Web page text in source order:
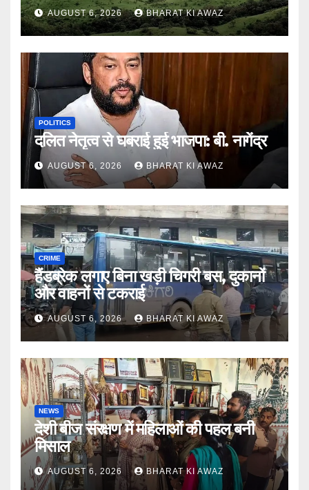
AUGUST 6, 2026 BHARAT KI AWAZ
POLITICS
दलित नेतृत्व से घबराई हुई भाजपा: बी. नागेंद्र
AUGUST 6, 2026 BHARAT KI AWAZ
CRIME
हैंडब्रेक लगाए बिना खड़ी चिगरी बस, दुकानों
और वाहनों से टकराई
AUGUST 6, 2026 BHARAT KI AWAZ
NEWS
देशी बीज संरक्षण में महिलाओं की पहल बनी
मिसाल
AUGUST 6, 2026 BHARAT KI AWAZ